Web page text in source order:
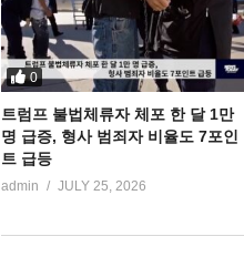
0
트럼프 불법체류자 체포 한 달 1만
명 급증, 형사 범죄자 비율도 7포인
트 급등
admin JULY 25, 2026